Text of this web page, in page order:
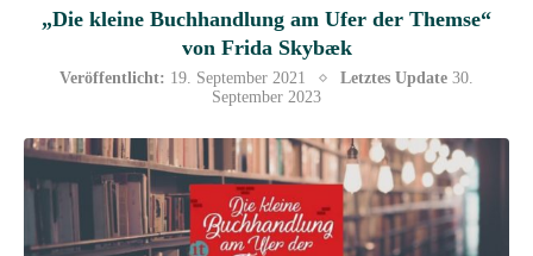
„Die kleine Buchhandlung am Ufer der Themse“
von Frida Skybæk
Veröffentlicht: 19. September 2021 Letztes Update 30.
September 2023